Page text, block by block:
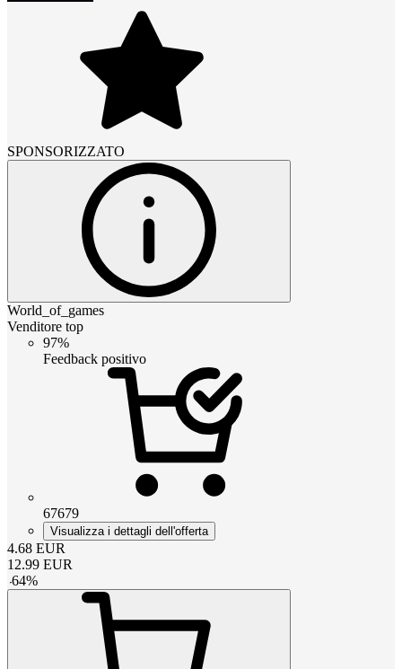
SPONSORIZZATO
World_of_games
Venditore top
97%
Feedback positivo
67679
Visualizza i dettagli dell'offerta
4.68 EUR
12.99 EUR
-64%